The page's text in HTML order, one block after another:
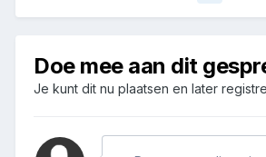
Doe mee aan dit
Je kunt dit nu plaatsen en later